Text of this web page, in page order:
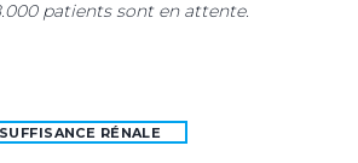
patients sont en attente.
RÉNALE